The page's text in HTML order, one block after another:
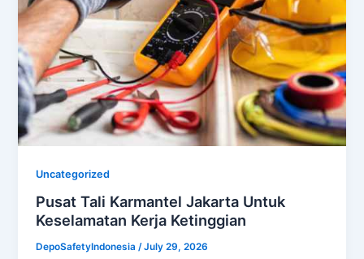
Uncategorized
Pusat Tali Karmantel Jakarta Untuk
Keselamatan Kerja Ketinggian
DepoSafetyIndonesia/July 29, 2026